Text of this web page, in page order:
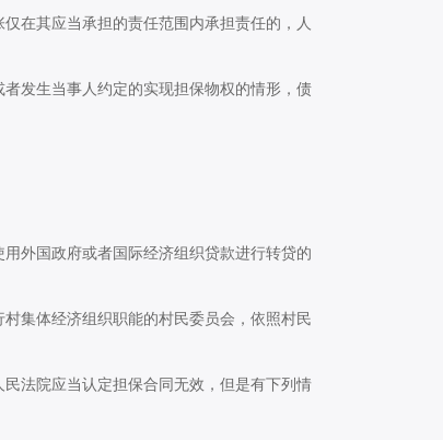
在其应当承担的责任范围内承担责任的，人
发生当事人约定的实现担保物权的情形，债
外国政府或者国际经济组织贷款进行转贷的
集体经济组织职能的村民委员会，依照村民
法院应当认定担保合同无效，但是有下列情